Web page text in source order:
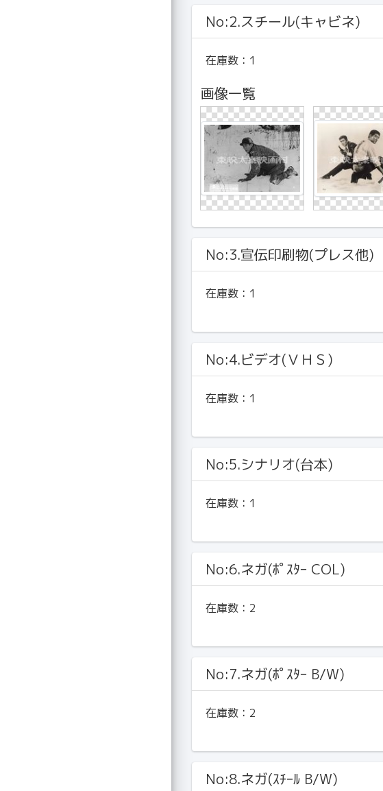
No:2.スチール(キャビネ)
在庫数： 1
画像一覧
No:3.宣伝印刷物(プレス他)
在庫数： 1
No:4.ビデオ(ＶＨＳ)
在庫数： 1
No:5.シナリオ(台本)
在庫数： 1
No:6.ネガ(ﾎﾟｽﾀｰ COL)
在庫数： 2
No:7.ネガ(ﾎﾟｽﾀｰ B/W)
在庫数： 2
No:8.ネガ(ｽﾁｰﾙ B/W)